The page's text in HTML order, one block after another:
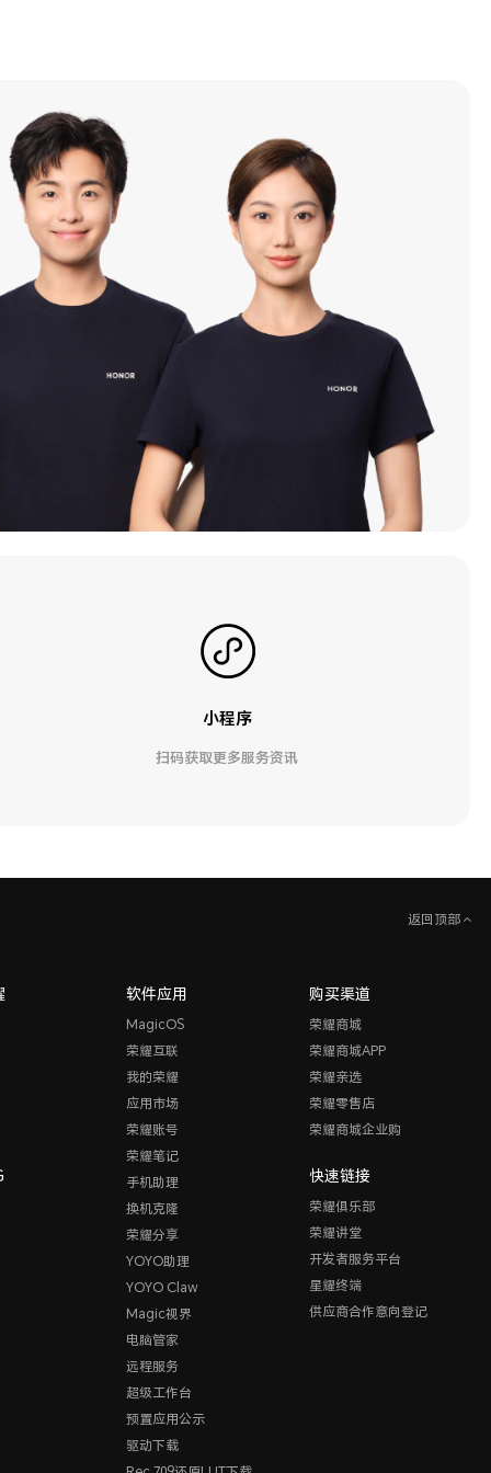
小程序
扫码获取更多服务资讯
返回顶部
软件应用
MagicOS
荣耀互联
我的荣耀
应用市场
荣耀账号
荣耀笔记
手机助理
换机克隆
荣耀分享
YOYO助理
YOYO Claw
Magic视界
电脑管家
远程服务
超级工作台
预置应用公示
驱动下载
购买渠道
荣耀商城
荣耀商城APP
荣耀亲选
荣耀零售店
荣耀商城企业购
快速链接
荣耀俱乐部
荣耀讲堂
开发者服务平台
星耀终端
供应商合作意向登记